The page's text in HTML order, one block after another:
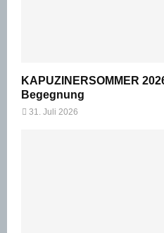
KAPUZINERSOMMER
Begegnung
31. Juli 2026